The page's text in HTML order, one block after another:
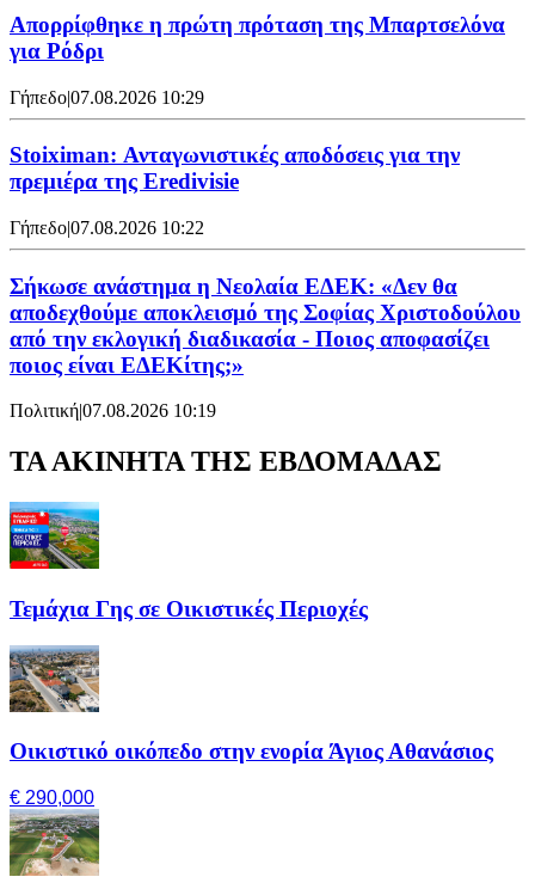
Απορρίφθηκε η πρώτη πρόταση της Μπαρτσελόνα
για Ρόδρι
Γήπεδο|07.08.2026 10:29
Stoiximan: Ανταγωνιστικές αποδόσεις για την
πρεμιέρα της Eredivisie
Γήπεδο|07.08.2026 10:22
Σήκωσε ανάστημα η Νεολαία ΕΔΕΚ: «Δεν θα
αποδεχθούμε αποκλεισμό της Σοφίας Χριστοδούλου
από την εκλογική διαδικασία - Ποιος αποφασίζει
ποιος είναι ΕΔΕΚίτης;»
Πολιτική|07.08.2026 10:19
ΤΑ ΑΚΙΝΗΤΑ ΤΗΣ ΕΒΔΟΜΑΔΑΣ
Τεμάχια Γης σε Οικιστικές Περιοχές
Οικιστικό οικόπεδο στην ενορία Άγιος Αθανάσιος
€ 290,000